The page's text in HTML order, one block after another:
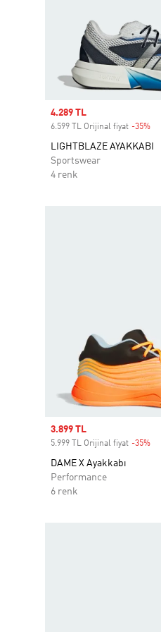
Sale price
4.289 TL
6.599 TL Orijinal fiyat -35%
LIGHTBLAZE AYAKKABI
Sportswear
4 renk
Sale price
3.899 TL
5.999 TL Orijinal fiyat -35%
DAME X Ayakkabı
Performance
6 renk